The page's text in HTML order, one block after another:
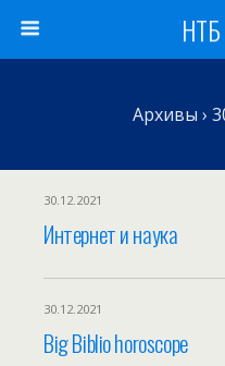
Архивы ›
30.12.2021
Интернет и наука
30.12.2021
Big Biblio horoscope